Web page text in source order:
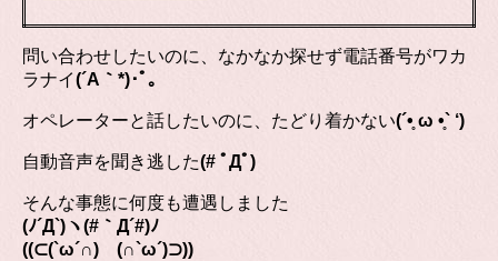
問い合わせしたいのに、なかなか探せず電話番号がワカ
ラナイ(´A｀*)･ﾟ｡
オペレーターと話したいのに、たどり着かない(´•̥ ω •̥` ‘)
自動音声を聞き逃した(# ﾟДﾟ)
そんな事態に何度も遭遇しました
(ﾉ´Д`)ヽ(#｀Д´#)ﾉ
((⊂(`ω´∩) (∩`ω´)⊃))